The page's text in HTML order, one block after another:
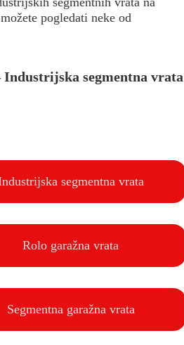
pogledati neke od
segmentna vrata
segmentna vrata
Rolo garažna vrata
Segmentna garažna vrata